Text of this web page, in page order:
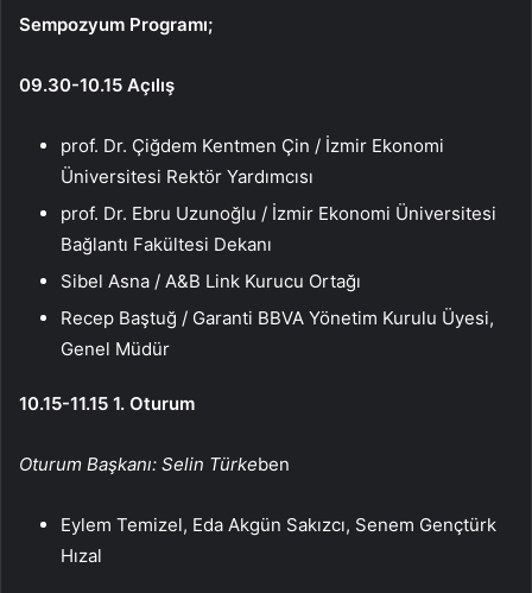
Sempozyum Programı;
09.30-10.15 Açılış
prof. Dr. Çiğdem Kentmen Çin / İzmir Ekonomi
Üniversitesi Rektör Yardımcısı
prof. Dr. Ebru Uzunoğlu / İzmir Ekonomi Üniversitesi
Bağlantı Fakültesi Dekanı
Sibel Asna / A&B Link Kurucu Ortağı
Recep Baştuğ / Garanti BBVA Yönetim Kurulu Üyesi,
Genel Müdür
10.15-11.15 1. Oturum
Oturum Başkanı: Selin Türkeben
Eylem Temizel, Eda Akgün Sakızcı, Senem Gençtürk
Hızal